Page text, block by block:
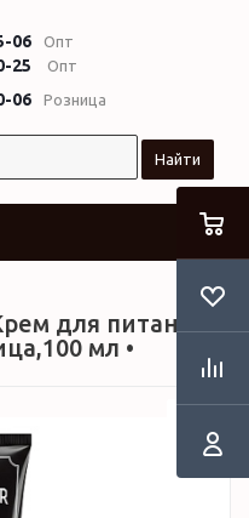
06 Опт
25 Опт
06 Розница
Найти
для питания и
мл •